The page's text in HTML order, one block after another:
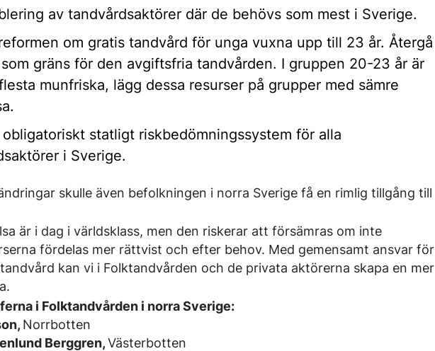
av tandvårdsaktörer där de behövs som mest i Sverige.
om gratis tandvård för unga vuxna upp till 23 år. Återgå
gräns för den avgiftsfria tandvården. I gruppen 20-23 år är
munfriska, lägg dessa resurser på grupper med sämre
statligt riskbedömningssystem för alla
i Sverige.
skulle även befolkningen i norra Sverige få en rimlig tillgång till
är i dag i världsklass, men den riskerar att försämras om inte
fördelas mer rättvist och efter behov. Med gemensamt ansvar för
kan vi i Folktandvården och de privata aktörerna skapa en mer
i Folktandvården i norra Sverige:
Norrbotten
Berggren,Västerbotten